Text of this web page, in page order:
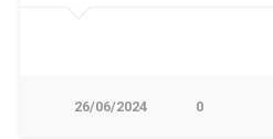
26/06/2024 0